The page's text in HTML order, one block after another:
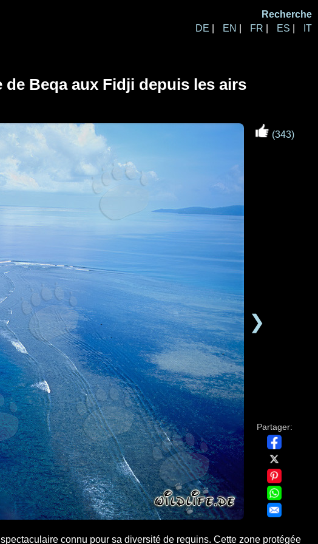
Recherche
DE
EN FR ES IT
Beqa aux Fidji depuis les airs
❯
(343)
Partager:
connu pour sa diversité de requins. Cette zone protégée